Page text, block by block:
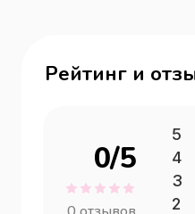
Рейтинг и
0/5
5
4
3
2